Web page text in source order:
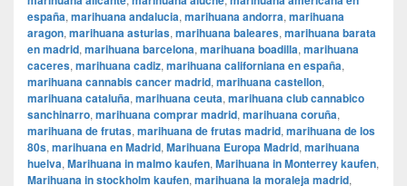
españa, marihuana andalucia, marihuana andorra, marihuana
aragon, marihuana asturias, marihuana baleares, marihuana barata
en madrid, marihuana barcelona, marihuana boadilla, marihuana
caceres, marihuana cadiz, marihuana californiana en españa,
marihuana cannabis cancer madrid, marihuana castellon,
marihuana cataluña, marihuana ceuta, marihuana club cannabico
sanchinarro, marihuana comprar madrid, marihuana coruña,
marihuana de frutas, marihuana de frutas madrid, marihuana de los
80s, marihuana en Madrid, Marihuana Europa Madrid, marihuana
huelva, Marihuana in malmo kaufen, Marihuana in Monterrey kaufen,
Marihuana in stockholm kaufen, marihuana la moraleja madrid,